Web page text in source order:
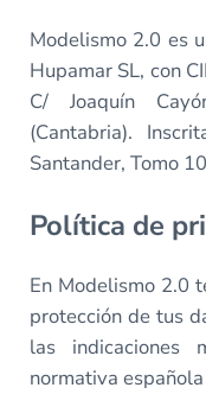
Modelismo 2.0 es
Hupamar SL, con
C/ Joaquín
(Cantabria).
Santander, Tomo
Política de
En Modelismo 2.0
protección de tus
las indicaciones
normativa